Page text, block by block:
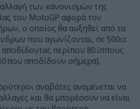
των κανονισμών της
του MotoGP αφορά τον
ο οποίος θα αυξηθεί από τα
που αγωνίζονται, σε 500cc
περίπου 80 ίππους
που αποδίδουν σήμερα).
αναβάτες αναμένεται να
και θα μπορέσουν να είναι